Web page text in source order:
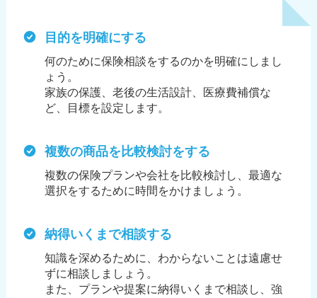
目的を明確にする
何のために保険相談をするのかを明確にしまし
ょう。
家族の保護、老後の生活設計、医療費補償な
ど、目標を設定します。
複数の商品を比較検討をする
複数の保険プランや会社を比較検討し、最適な
選択をするために時間をかけましょう。
納得いくまで相談する
知識を深めるために、わからないことは遠慮せ
ずに相談しましょう。
また、プランや提案に納得いくまで相談し、強